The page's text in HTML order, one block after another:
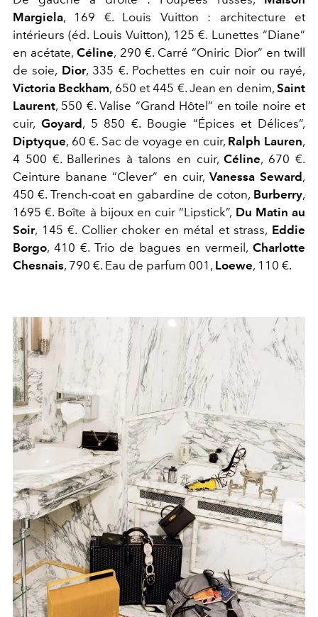
Margiela, 169 €. Louis Vuitton : architecture et
intérieurs (éd. Louis Vuitton), 125 €. Lunettes “Diane”
en acétate,Céline, 290 €. Carré “Oniric Dior” en twill
de soie, Dior, 335 €. Pochettes en cuir noir ou rayé,
Victoria Beckham, 650 et 445 €. Jean en denim,Saint
Laurent, 550 €. Valise “Grand Hôtel” en toile noire et
cuir, Goyard , 5 850 €. Bougie “Épices et Délices”,
Diptyque, 60 €. Sac de voyage en cuir, Ralph Lauren,
4 500 €. Ballerines à talons en cuir,Céline, 670 €.
Ceinture banane “Clever” en cuir, Vanessa Seward ,
450 €. Trench-coat en gabardine de coton, Burberry,
1695 €. Boîte à bijoux en cuir “Lipstick”, Du Matin au
Soir, 145 €. Collier choker en métal et strass, Eddie
Borgo, 410 €. Trio de bagues en vermeil, Charlotte
Chesnais, 790 €. Eau de parfum 001, Loewe, 110 €.